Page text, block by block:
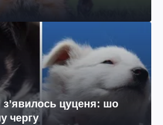
цуценя: шо
чергу